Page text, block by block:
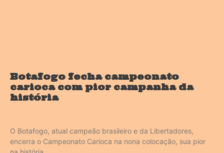
Botafogo fecha campeonato
carioca com pior campanha da
história
O Botafogo, atual campeão brasileiro e da Libertadores,
encerra o Campeonato Carioca na nona colocação, sua pior